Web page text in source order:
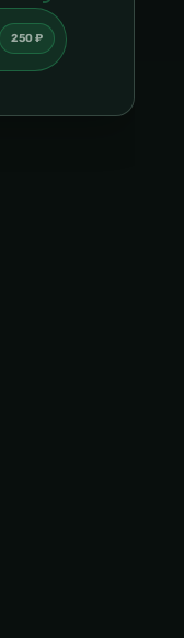
250 ₽